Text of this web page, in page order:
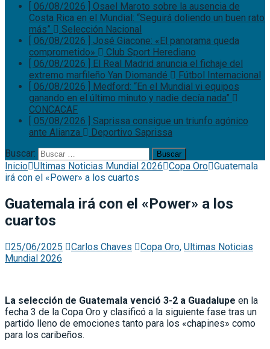
[ 06/08/2026 ] Osael Maroto sobre la ausencia de
Costa Rica en el Mundial: “Seguirá doliendo un buen rato
más”
Selección Nacional
[ 06/08/2026 ] José Giacone: «El panorama queda
comprometido»
Club Sport Herediano
[ 06/08/2026 ] El Real Madrid anuncia el fichaje del
extremo marfileño Yan Diomandé
Fútbol Internacional
[ 06/08/2026 ] Medford: “En el Mundial vi equipos
ganando en el último minuto y nadie decía nada”
CONCACAF
[ 05/08/2026 ] Saprissa consigue un triunfo agónico
ante Alianza
Deportivo Saprissa
Buscar:
Inicio Ultimas Noticias Mundial 2026 Copa Oro Guatemala
irá con el «Power» a los cuartos
Guatemala irá con el «Power» a los
cuartos
25/06/2025 Carlos Chaves Copa Oro, Ultimas Noticias
Mundial 2026
La selección de Guatemala venció 3-2 a Guadalupe en la
fecha 3 de la Copa Oro y clasificó a la siguiente fase tras un
partido lleno de emociones tanto para los «chapines» como
para los caribeños.